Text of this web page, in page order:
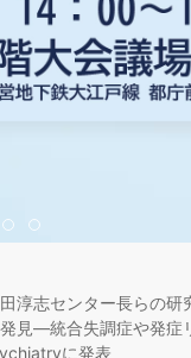
淳志センター長らの
見―統合失調症や発症
に発表